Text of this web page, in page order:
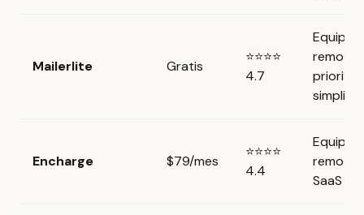
Mailerlite Gratis
⭐⭐⭐⭐
4.7
Equipos
priorizan
Encharge $79/mes
⭐⭐⭐⭐
4.4
Equipos
SaaS